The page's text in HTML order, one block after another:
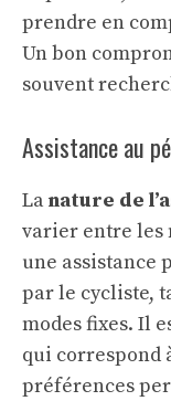
prendre en
Un bon
souvent
Assistance au
Lanature de
varier entre les
une assistance
par le cycliste,
modes fixes. Il
qui correspond
préférences